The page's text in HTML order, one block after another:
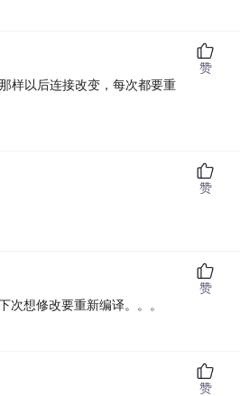
样以后连接改变，每次都要重
赞
赞
次想修改要重新编译。。。
赞
赞